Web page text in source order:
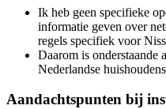
Ik heb geen specifieke
informatie geven over
regels specifiek voor
Daarom is onderstaande
Nederlandse
Aandachtspunten bij